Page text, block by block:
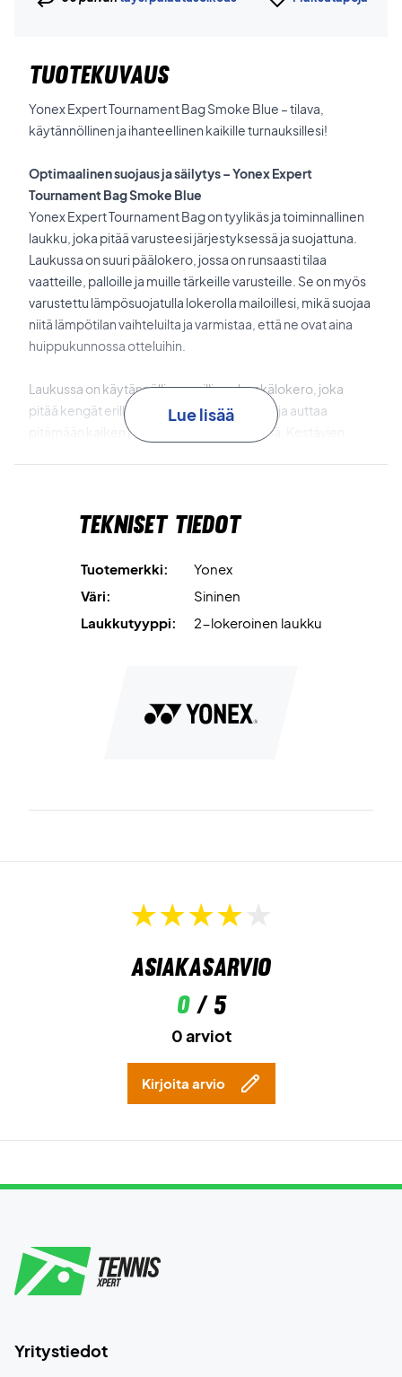
TUOTEKUVAUS
Yonex Expert Tournament Bag Smoke Blue – tilava,
käytännöllinen ja ihanteellinen kaikille turnauksillesi!
Optimaalinen suojaus ja säilytys – Yonex Expert
Tournament Bag Smoke Blue
Yonex Expert Tournament Bag on tyylikäs ja toiminnallinen
laukku, joka pitää varusteesi järjestyksessä ja suojattuna.
Laukussa on suuri päälokero, jossa on runsaasti tilaa
vaatteille, palloille ja muille tärkeille varusteille. Se on myös
varustettu lämpösuojatulla lokerolla mailoillesi, mikä suojaa
niitä lämpötilan vaihteluilta ja varmistaa, että ne ovat aina
huippukunnossa otteluihin.
Laukussa on käytännöllinen erillinen kenkälokero, joka
pitää kengät erillään muusta varustuksesta ja auttaa
pitämään kaiken puhtaana ja järjestyksessä. Kestävien
Täydellinen turnauslaukku – tilaa Yonex Expert
Mitat: 75 x 19 x 32 cm
Lue lisää
Tekniset tiedot
Tuotemerkki:
Yonex
Väri:
Sininen
Laukkutyyppi:
2-lokeroinen laukku
Asiakasarvio
0/ 5
0 arviot
Kirjoita arvio
Yritystiedot